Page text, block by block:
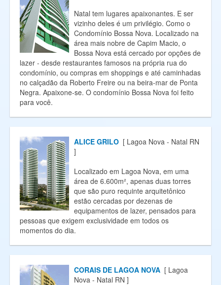
Natal tem lugares apaixonantes. E ser
vizinho deles é um privilégio. Como o
Condomínio Bossa Nova. Localizado na
área mais nobre de Capim Macio, o
Bossa Nova está cercado por opções de
lazer - desde restaurantes famosos na própria rua do
condomínio, ou compras em shoppings e até caminhadas
no calçadão da Roberto Freire ou na beira-mar de Ponta
Negra. Apaixone-se. O condomínio Bossa Nova foi feito
para você.
ALICE GRILO [ Lagoa Nova - Natal RN
]
Localizado em Lagoa Nova, em uma
área de 6.600m², apenas duas torres
que são puro requinte arquitetônico
estão cercadas por dezenas de
equipamentos de lazer, pensados para
pessoas que exigem exclusividade em todos os
momentos do dia.
CORAIS DE LAGOA NOVA [ Lagoa
Nova - Natal RN ]